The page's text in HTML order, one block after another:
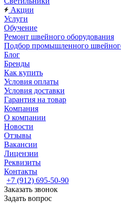
Акции
Услуги
Обучение
Ремонт швейного оборудования
Подбор промышленного
Блог
Бренды
Как купить
Условия оплаты
Условия доставки
Гарантия на товар
Компания
О компании
Новости
Отзывы
Вакансии
Лицензии
Реквизиты
Контакты
+7 (912) 695-50-90
Заказать звонок
Задать вопрос